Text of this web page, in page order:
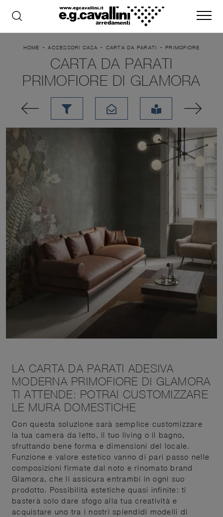
HOME -ACCESSORI CASA - CARTA DA PARATI - PRIMOFIORE
CARTA DA PARATI
PRIMOFIORE DI GLAMORA
LA CARTA DA PARATI ADESIVA
MODERNA PRIMOFIORE DI GLAMORA
TI ATTENDE: POTRAI CUSTOMIZZARE
LE MURA DOMESTICHE
Con questa soluzione sarà semplice customizzare
la tua camera da letto, il tuo living o il bagno,
sfruttando bene forma e dimensioni del locale.
Funzione e valore estetico vanno di pari passo nelle
composizioni firmate dal noto e rinomato brand
Glamora, che li assicura entrambi in ogni suo
prodotto. Possibilità estetiche quasi infinite: ti
basterà solo dare sfogo alla tua creatività e
acquistare uno tra i nostri splendidi modelli di